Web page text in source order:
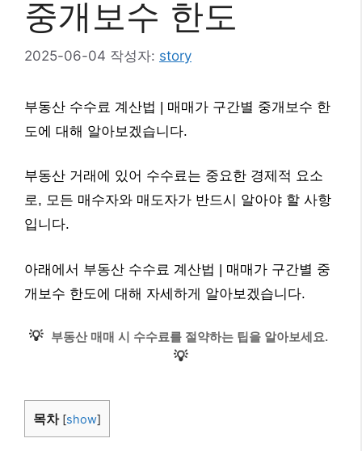
중개보수 한도
2025-06-04 작성자: story
부동산 수수료 계산법 | 매매가 구간별 중개보수 한
도에 대해 알아보겠습니다.
부동산 거래에 있어 수수료는 중요한 경제적 요소
로, 모든 매수자와 매도자가 반드시 알아야 할 사항
입니다.
아래에서 부동산 수수료 계산법 | 매매가 구간별 중
개보수 한도에 대해 자세하게 알아보겠습니다.
💡 부동산 매매 시 수수료를 절약하는 팁을 알아보세요.
💡
목차 [show]